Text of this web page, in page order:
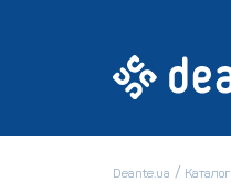
Deante.ua Каталог